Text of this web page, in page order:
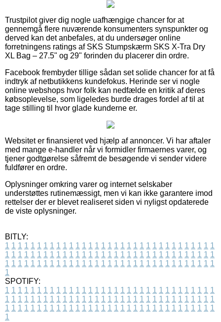
Trustpilot giver dig nogle uafhængige chancer for at
gennemgå flere nuværende konsumenters synspunkter og
derved kan det anbefales, at du undersøger online
forretningens ratings af SKS Stumpskærm SKS X-Tra Dry
XL Bag – 27.5" og 29" forinden du placerer din ordre.
Facebook frembyder tillige sådan set solide chancer for at få
indtryk af netbutikkens kundefokus. Herinde ser vi nogle
online webshops hvor folk kan nedfælde en kritik af deres
købsoplevelse, som ligeledes burde drages fordel af til at
tage stilling til hvor glade kunderne er.
Websitet er finansieret ved hjælp af annoncer. Vi har aftaler
med mange e-handler når vi formidler firmaernes varer, og
tjener godtgørelse såfremt de besøgende vi sender videre
fuldfører en ordre.
Oplysninger omkring varer og internet selskaber
understøttes rutinemæssigt, men vi kan ikke garantere imod
rettelser der er blevet realiseret siden vi nyligst opdaterede
de viste oplysninger.
BITLY:
1 1 1 1 1 1 1 1 1 1 1 1 1 1 1 1 1 1 1 1 1 1 1 1 1 1 1 1 1 1 1 1 1
1 1 1 1 1 1 1 1 1 1 1 1 1 1 1 1 1 1 1 1 1 1 1 1 1 1 1 1 1 1 1 1 1
1 1 1 1 1 1 1 1 1 1 1 1 1 1 1 1 1 1 1 1 1 1 1 1 1 1 1 1 1 1 1 1 1
1
SPOTIFY:
1 1 1 1 1 1 1 1 1 1 1 1 1 1 1 1 1 1 1 1 1 1 1 1 1 1 1 1 1 1 1 1 1
1 1 1 1 1 1 1 1 1 1 1 1 1 1 1 1 1 1 1 1 1 1 1 1 1 1 1 1 1 1 1 1 1
1 1 1 1 1 1 1 1 1 1 1 1 1 1 1 1 1 1 1 1 1 1 1 1 1 1 1 1 1 1 1 1 1
1